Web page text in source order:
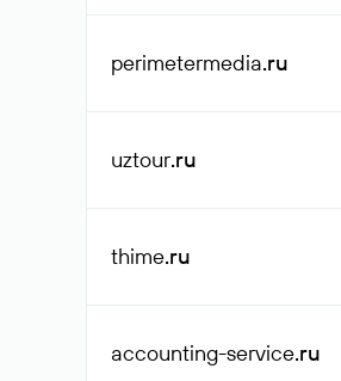
perimetermedia.ru
uztour.ru
thime.ru
accounting-service.ru